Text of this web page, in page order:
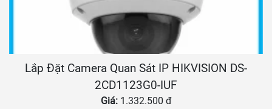
Lắp Đặt Camera Quan Sát IP HIKVISION DS-
2CD1123G0-IUF
Giá: 1.332.500 đ